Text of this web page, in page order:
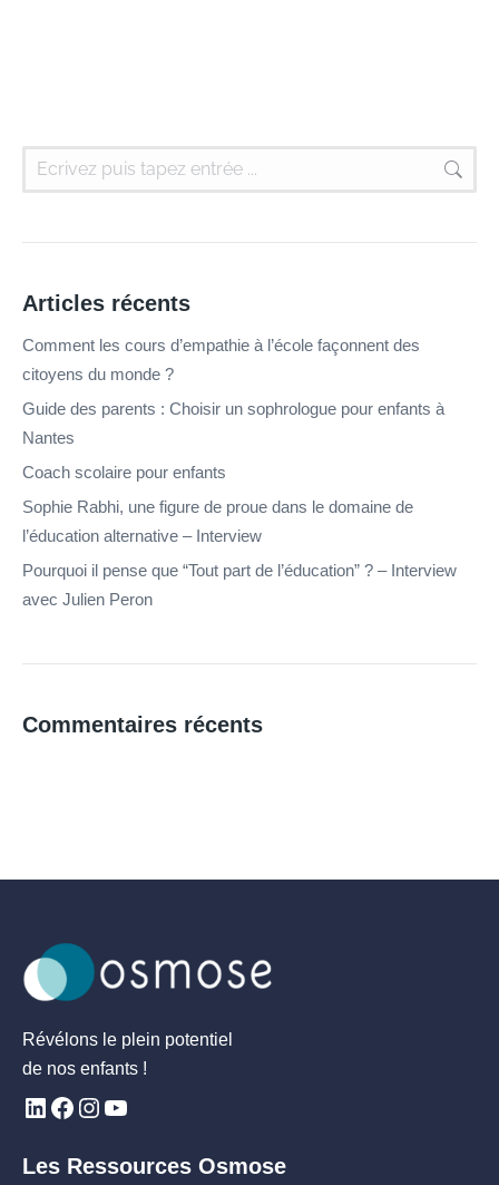
Articles récents
Comment les cours d’empathie à l’école façonnent des
citoyens du monde ?
Guide des parents : Choisir un sophrologue pour enfants à
Nantes
Coach scolaire pour enfants
Sophie Rabhi, une figure de proue dans le domaine de
l’éducation alternative – Interview
Pourquoi il pense que “Tout part de l’éducation” ? – Interview
avec Julien Peron
Commentaires récents
Révélons le plein potentiel
de nos enfants !
Les Ressources Osmose